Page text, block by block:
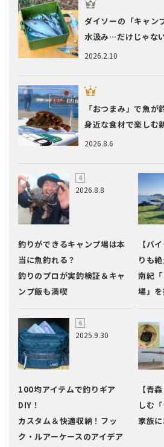
2026.2.10
ダイソーの「キャン
水汲み…だけじゃな
2026.8.6
「おつまみ」で魚が
身近な食材で楽しむ
2026.8.8
釣りができるキャンプ場は本
当に魚釣れる？
釣りのプロが実釣検証＆キャ
ンプ飯も満喫
【バ
りも
南紀
場」
2025.9.30
100均アイテムで釣りギア
DIY！
カスタム＆快適収納！フッ
ク・ルアーケースのアイデア
【青
しむ
家族